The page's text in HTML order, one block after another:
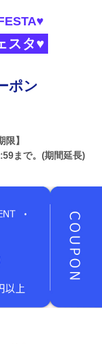
スタ♥
ポン
限】
まで。(期間延長)